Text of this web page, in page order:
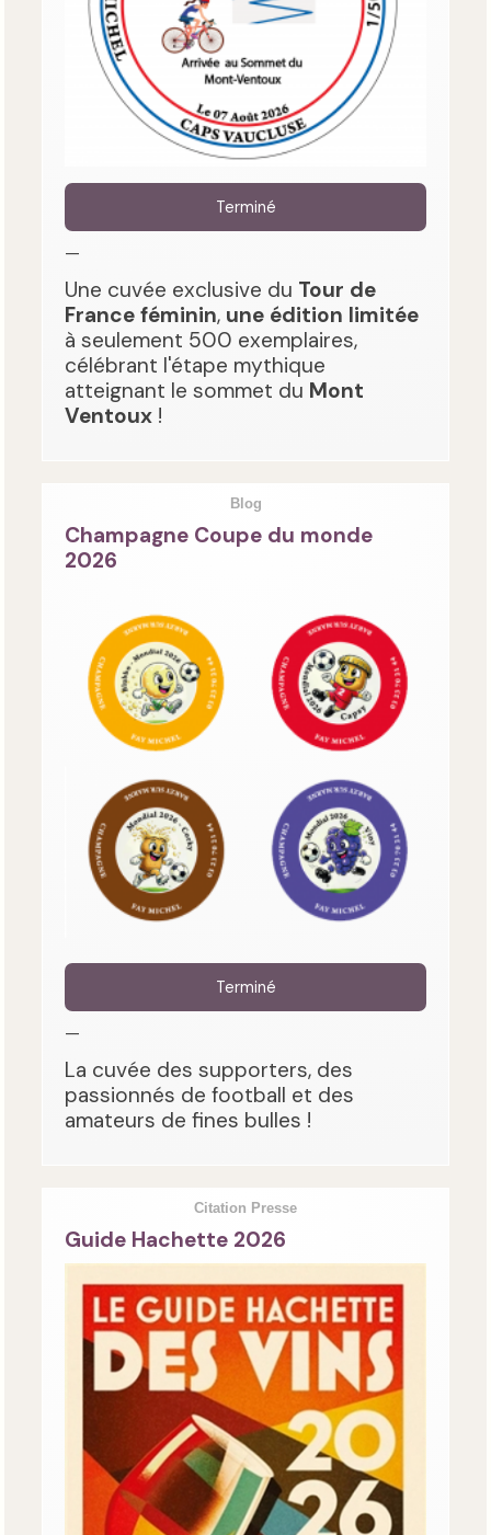
Terminé
—
Une cuvée exclusive du Tour de
France féminin, une édition limitée
à seulement 500 exemplaires,
célébrant l'étape mythique
atteignant le sommet du Mont
Ventoux !
Blog
Champagne Coupe du monde
2026
Terminé
—
La cuvée des supporters, des
passionnés de football et des
amateurs de fines bulles !
Citation Presse
Guide Hachette 2026